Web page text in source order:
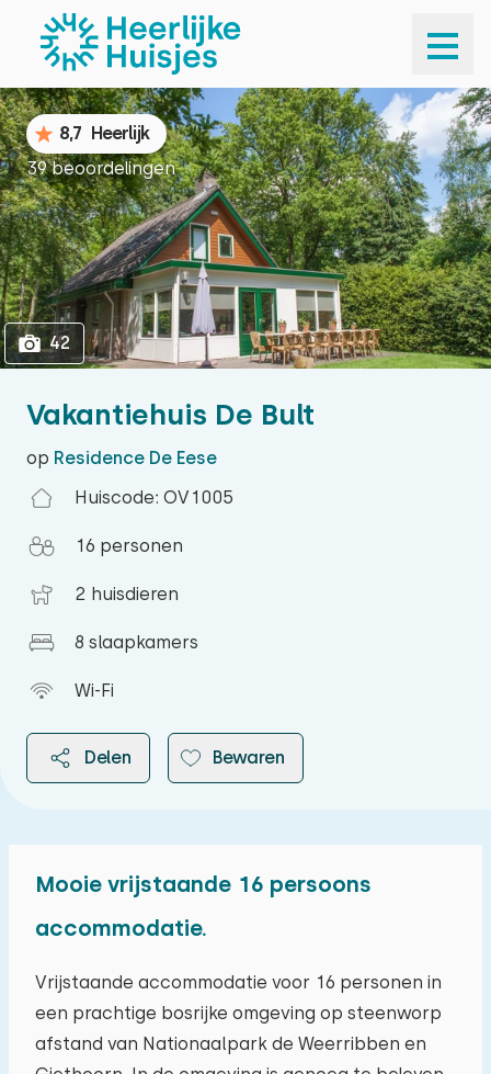
1
Vakantiehuis De Bult
op Residence De Eese
Huiscode: OV1005
16 personen
2 huisdieren
8 slaapkamers
Wi-Fi
Delen Bewaren
8,7 Heerlijk
39 beoordelingen
42
Mooie vrijstaande 16 persoons
accommodatie.
Vrijstaande accommodatie voor 16 personen in
een prachtige bosrijke omgeving op steenworp
afstand van Nationaalpark de Weerribben en
augustus 2026
ma di wo do vr za zo
27 28 29 30 31 01 02